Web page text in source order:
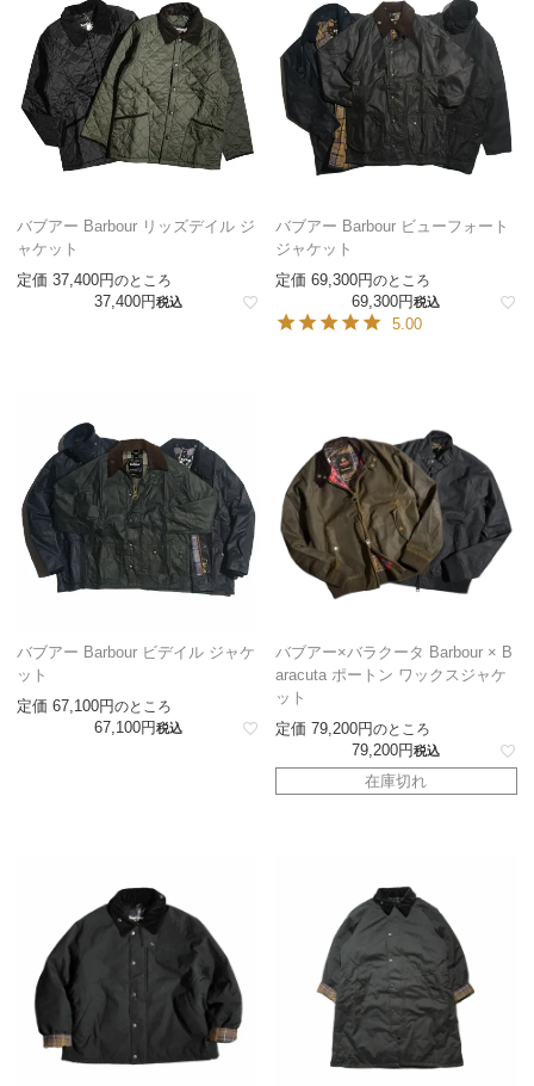
バブアー Barbour リッズデイル ジ
ャケット
定価 37,400 のところ
37,400 税込
バブアー Barbour ビューフォート
ジャケット
定価 69,300 のところ
69,300 税込
5.00
バブアー Barbour ビデイル ジャケ
ット
定価 67,100 のところ
67,100 税込
バブアー×バラクータ Barbour × B
aracuta ポートン ワックスジャケ
ット
定価 79,200 のところ
79,200 税込
在庫切れ